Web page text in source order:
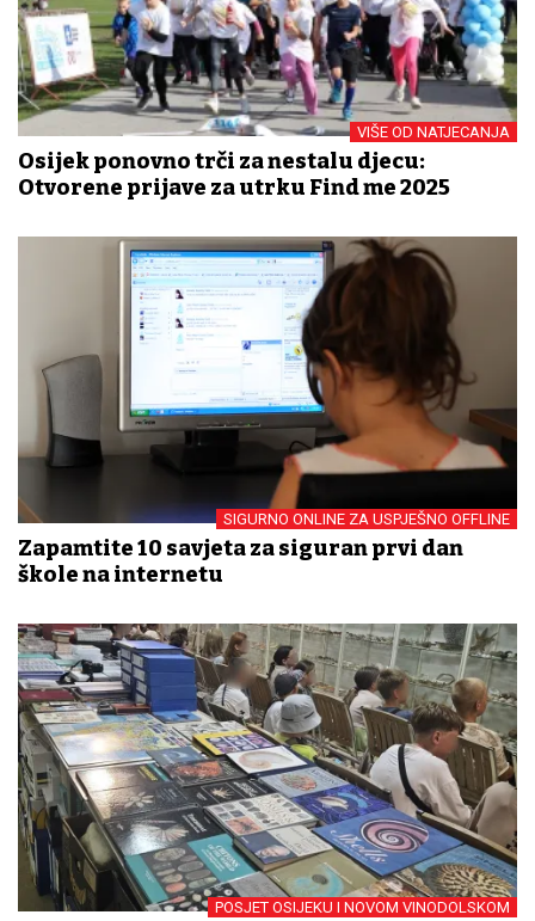
VIŠE OD NATJECANJA
Osijek ponovno trči za nestalu djecu:
Otvorene prijave za utrku Find me 2025
SIGURNO ONLINE ZA USPJEŠNO OFFLINE
Zapamtite 10 savjeta za siguran prvi dan
škole na internetu
POSJET OSIJEKU I NOVOM VINODOLSKOM